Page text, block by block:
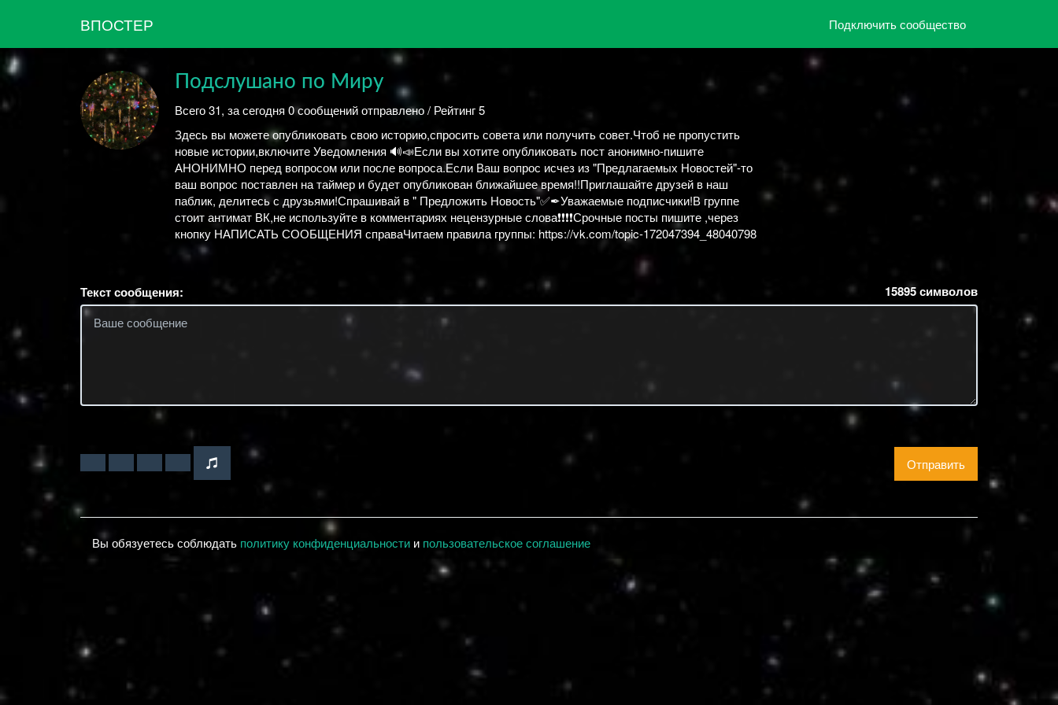
ВПОСТЕР Подключить сообщество
Подслушано по Миру
Всего 31, за сегодня 0 сообщений отправлено / Рейтинг 5
Здесь вы можете опубликовать свою историю,спросить совета или получить совет.Чтоб не пропустить
новые истории,включите Уведомления 🔊📣Если вы хотите опубликовать пост анонимно-пишите
АНОНИМНО перед вопросом или после вопроса.Если Ваш вопрос исчез из "Предлагаемых Новостей"-то
ваш вопрос поставлен на таймер и будет опубликован ближайшее время!!Приглашайте друзей в наш
паблик, делитесь с друзьями!Спрашивай в " Предложить Новость"✅✒Уважаемые подписчики!В группе
стоит антимат ВК,не используйте в комментариях нецензурные слова❗❗❗❗Срочные посты пишите ,через
кнопку НАПИСАТЬ СООБЩЕНИЯ справаЧитаем правила группы: https://vk.com/topic-172047394_48040798
Текст сообщения: 15895символов
Отправить
Вы обязуетесь соблюдать политику конфиденциальности и пользовательское соглашение